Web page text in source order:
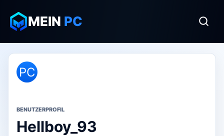
MEIN PC
PC
BENUTZERPROFIL
Hellboy_93